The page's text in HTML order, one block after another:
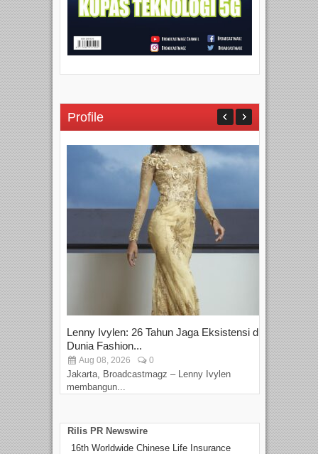
Profile
Lenny Ivylen: 26 Tahun Jaga Eksistensi di
Dunia Fashion...
Aug 08, 2026 0
Jakarta, Broadcastmagz – Lenny Ivylen
membangun...
Rilis PR Newswire
16th Worldwide Chinese Life Insurance